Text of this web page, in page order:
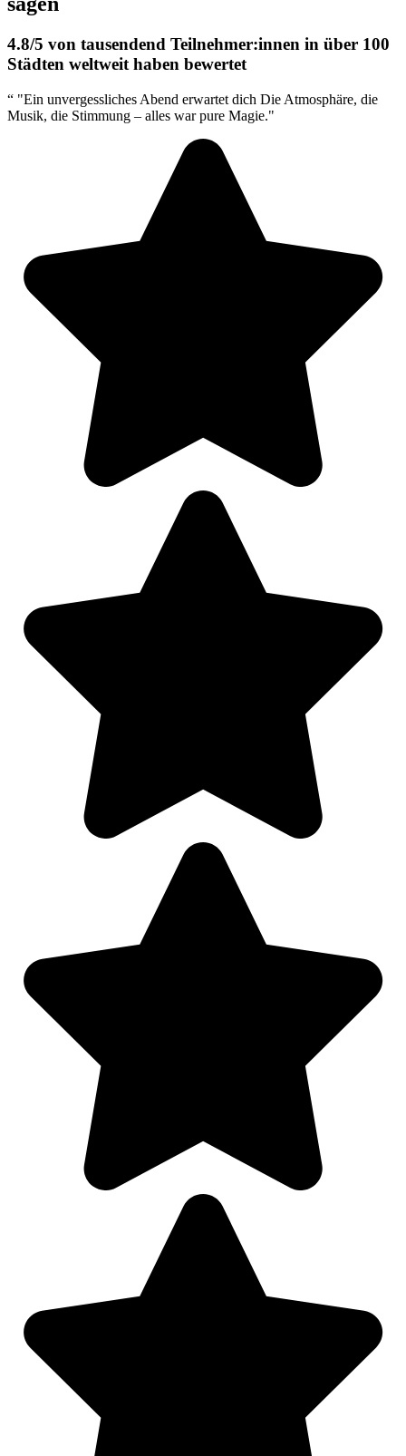
4.8/5 von tausendend Teilnehmer:innen in über 100
Städten weltweit haben bewertet
“ "Ein unvergessliches Abend erwartet dich Die Atmosphäre, die
Musik, die Stimmung – alles war pure Magie."